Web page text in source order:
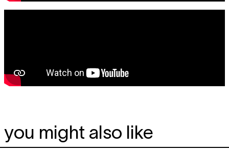
you might also like